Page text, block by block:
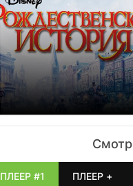
ПЛЕЕР #1 ПЛЕЕР +